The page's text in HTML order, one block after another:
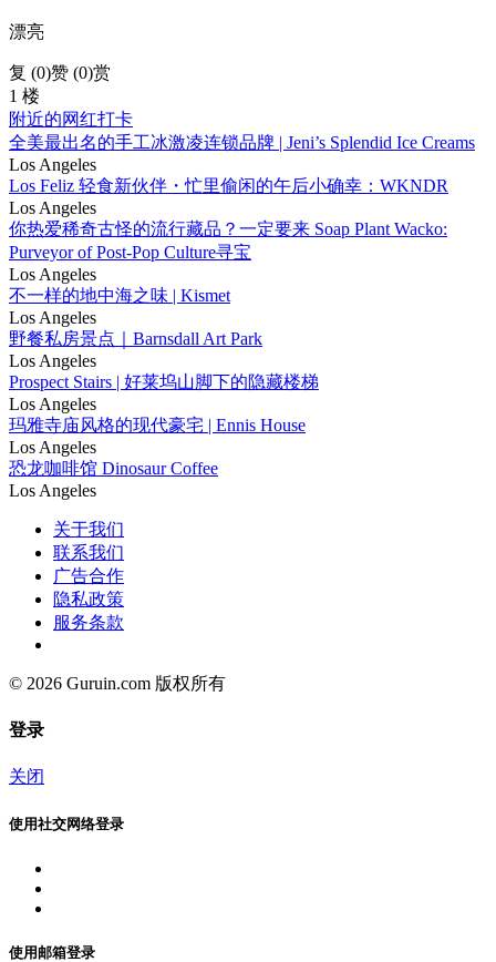
漂亮
复 (0)赞 (0)赏
1 楼
附近的网红打卡
全美最出名的手工冰激凌连锁品牌 | Jeni’s Splendid Ice Creams
Los Angeles
Los Feliz 轻食新伙伴・忙里偷闲的午后小确幸：WKNDR
Los Angeles
你热爱稀奇古怪的流行藏品？一定要来 Soap Plant Wacko:
Purveyor of Post-Pop Culture寻宝
Los Angeles
不一样的地中海之味 | Kismet
Los Angeles
野餐私房景点｜Barnsdall Art Park
Los Angeles
Prospect Stairs | 好莱坞山脚下的隐藏楼梯
Los Angeles
玛雅寺庙风格的现代豪宅 | Ennis House
Los Angeles
恐龙咖啡馆 Dinosaur Coffee
Los Angeles
关于我们
联系我们
广告合作
隐私政策
服务条款
© 2026 Guruin.com 版权所有
登录
关闭
使用社交网络登录
使用邮箱登录